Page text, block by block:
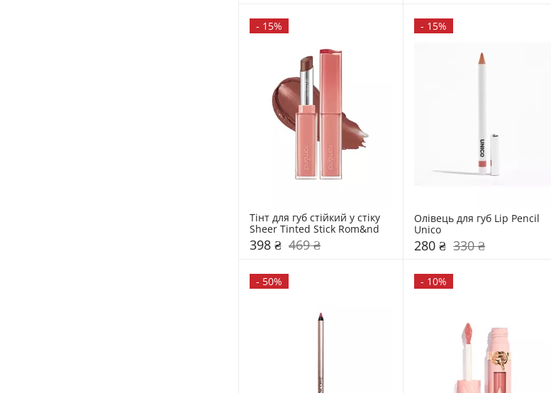
- 15%
Тінт для губ стійкий у стіку
398 ₴ 469 ₴
- 15%
Олівець для губ Lip Pencil
Unico
280 ₴ 330 ₴
- 50% - 10%